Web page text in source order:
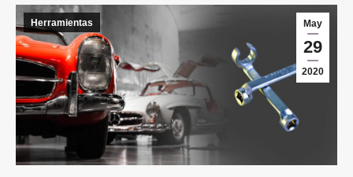
May
29
2020
Herramientas